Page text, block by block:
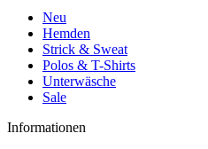
Neu
Hemden
Strick & Sweat
Polos & T-Shirts
Unterwäsche
Sale
Informationen